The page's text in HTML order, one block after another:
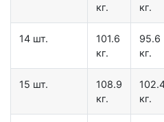
кг.
кг.
14 шт.
101.6
кг.
95.6
кг.
15 шт.
108.9
кг.
кг.